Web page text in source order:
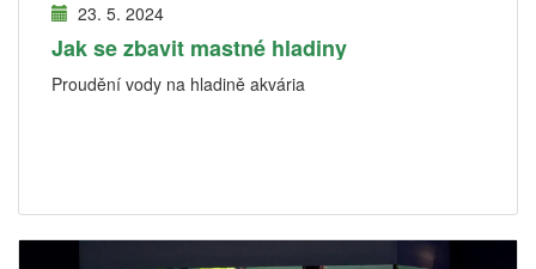
23. 5. 2024
Jak se zbavit mastné hladiny
Proudění vody na hladině akvária